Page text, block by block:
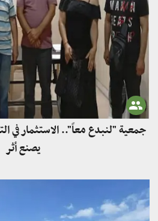
جمعية "لنبدع معاً".. الاستثمار في
يصنع أثر